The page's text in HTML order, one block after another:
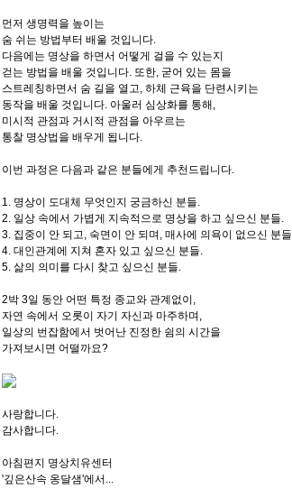
먼저 생명력을 높이는
숨 쉬는 방법부터 배울 것입니다.
다음에는 명상을 하면서 어떻게 걸을 수 있는지
걷는 방법을 배울 것입니다. 또한, 굳어 있는 몸을
스트레칭하면서 숨 길을 열고, 하체 근육을 단련시키는
동작을 배울 것입니다. 아울러 심상화를 통해,
미시적 관점과 거시적 관점을 아우르는
통찰 명상법을 배우게 됩니다.
이번 과정은 다음과 같은 분들에게 추천드립니다.
1. 명상이 도대체 무엇인지 궁금하신 분들.
2. 일상 속에서 가볍게 지속적으로 명상을 하고 싶으신 분들.
3. 집중이 안 되고, 숙면이 안 되며, 매사에 의욕이 없으신 분들.
4. 대인관계에 지쳐 혼자 있고 싶으신 분들.
5. 삶의 의미를 다시 찾고 싶으신 분들.
2박 3일 동안 어떤 특정 종교와 관계없이,
자연 속에서 오롯이 자기 자신과 마주하며,
일상의 번잡함에서 벗어난 진정한 쉼의 시간을
가져보시면 어떨까요?
사랑합니다.
감사합니다.
아침편지 명상치유센터
'깊은산속 옹달샘'에서...